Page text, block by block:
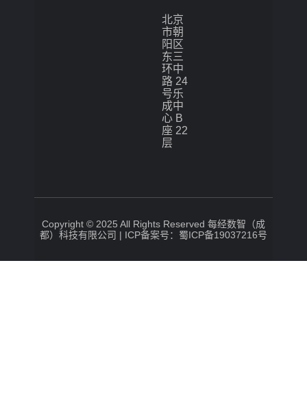
北京
市朝
阳区
东三
环中
路 24
号乐
成中
心 B
座 22
层
Copyright © 2025 All Rights Reserved 每经数智（成
都）科技有限公司 | ICP备案号：蜀ICP备19037216号